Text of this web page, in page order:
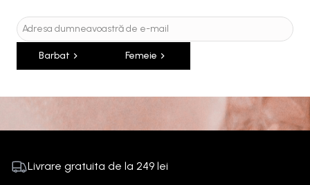
Barbat Femeie
Livrare gratuita de la 249 lei